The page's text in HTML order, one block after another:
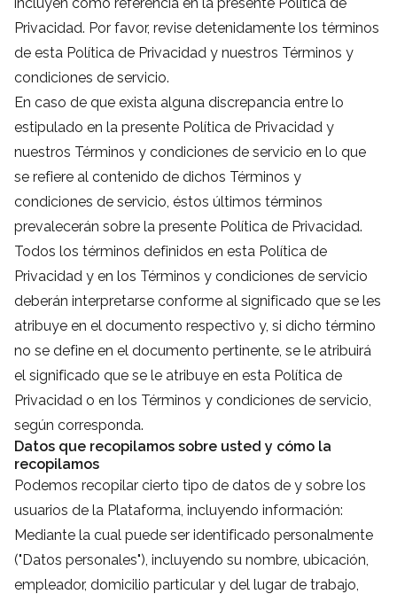
Privacidad. Por favor, revise detenidamente los términos
de esta Política de Privacidad y nuestros Términos y
condiciones de servicio.
En caso de que exista alguna discrepancia entre lo
estipulado en la presente Política de Privacidad y
nuestros Términos y condiciones de servicio en lo que
se refiere al contenido de dichos Términos y
condiciones de servicio, éstos últimos términos
prevalecerán sobre la presente Política de Privacidad.
Todos los términos definidos en esta Política de
Privacidad y en los Términos y condiciones de servicio
deberán interpretarse conforme al significado que se les
atribuye en el documento respectivo y, si dicho término
no se define en el documento pertinente, se le atribuirá
el significado que se le atribuye en esta Política de
Privacidad o en los Términos y condiciones de servicio,
según corresponda.
Datos que recopilamos sobre usted y cómo la
recopilamos
Podemos recopilar cierto tipo de datos de y sobre los
usuarios de la Plataforma, incluyendo información:
Mediante la cual puede ser identificado personalmente
("Datos personales"), incluyendo su nombre, ubicación,
empleador, domicilio particular y del lugar de trabajo,